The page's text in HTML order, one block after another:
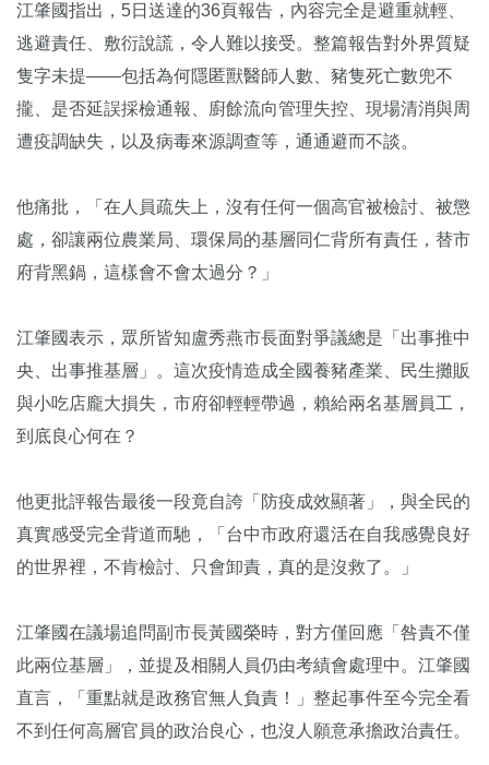
江肇國指出，5日送達的36頁報告，內容完全是避重就輕、
逃避責任、敷衍說謊，令人難以接受。整篇報告對外界質疑
隻字未提——包括為何隱匿獸醫師人數、豬隻死亡數兜不
攏、是否延誤採檢通報、廚餘流向管理失控、現場清消與周
遭疫調缺失，以及病毒來源調查等，通通避而不談。
他痛批，「在人員疏失上，沒有任何一個高官被檢討、被懲
處，卻讓兩位農業局、環保局的基層同仁背所有責任，替市
府背黑鍋，這樣會不會太過分？」
江肇國表示，眾所皆知盧秀燕市長面對爭議總是「出事推中
央、出事推基層」。這次疫情造成全國養豬產業、民生攤販
與小吃店龐大損失，市府卻輕輕帶過，賴給兩名基層員工，
到底良心何在？
他更批評報告最後一段竟自誇「防疫成效顯著」，與全民的
真實感受完全背道而馳，「台中市政府還活在自我感覺良好
的世界裡，不肯檢討、只會卸責，真的是沒救了。」
江肇國在議場追問副市長黃國榮時，對方僅回應「咎責不僅
此兩位基層」，並提及相關人員仍由考績會處理中。江肇國
直言，「重點就是政務官無人負責！」整起事件至今完全看
不到任何高層官員的政治良心，也沒人願意承擔政治責任。